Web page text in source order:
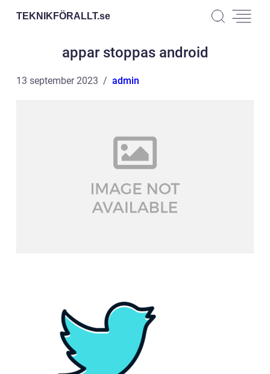
TEKNIKFÖRALLT.se
appar stoppas android
13 september 2023 admin